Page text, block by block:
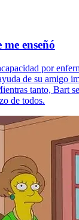
enseñó
por
de su amigo
tanto, Bart
de todos.